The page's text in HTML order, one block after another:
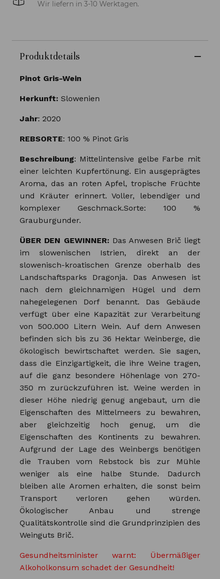
Wir liefern in 3-10 Werktagen.
Produktdetails
Pinot Gris-Wein
Herkunft: Slowenien
Jahr: 2020
REBSORTE: 100 % Pinot Gris
Beschreibung: Mittelintensive gelbe Farbe mit
einer leichten Kupfertönung. Ein ausgeprägtes
Aroma, das an roten Apfel, tropische Früchte
und Kräuter erinnert. Voller, lebendiger und
komplexer Geschmack.Sorte: 100 %
Grauburgunder.
ÜBER DEN GEWINNER: Das Anwesen Brič liegt
im slowenischen Istrien, direkt an der
slowenisch-kroatischen Grenze oberhalb des
Landschaftsparks Dragonja. Das Anwesen ist
nach dem gleichnamigen Hügel und dem
nahegelegenen Dorf benannt. Das Gebäude
verfügt über eine Kapazität zur Verarbeitung
von 500.000 Litern Wein. Auf dem Anwesen
befinden sich bis zu 36 Hektar Weinberge, die
ökologisch bewirtschaftet werden. Sie sagen,
dass die Einzigartigkeit, die ihre Weine tragen,
auf die ganz besondere Höhenlage von 270-
350 m zurückzuführen ist. Weine werden in
dieser Höhe niedrig genug angebaut, um die
Eigenschaften des Mittelmeers zu bewahren,
aber gleichzeitig hoch genug, um die
Eigenschaften des Kontinents zu bewahren.
Aufgrund der Lage des Weinbergs benötigen
die Trauben vom Rebstock bis zur Mühle
weniger als eine halbe Stunde. Dadurch
bleiben alle Aromen erhalten, die sonst beim
Transport verloren gehen würden.
Ökologischer Anbau und strenge
Qualitätskontrolle sind die Grundprinzipien des
Weinguts Brič.
Gesundheitsminister warnt: Übermäßiger
Alkoholkonsum schadet der Gesundheit!